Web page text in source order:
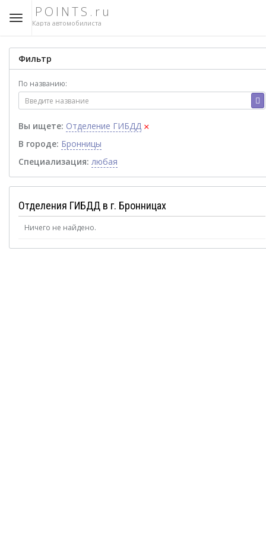
POINTS.ru
Карта автомобилиста
Фильтр
По названию:
Вы ищете: Отделение ГИБДД ×
В городе: Бронницы
Специализация: любая
Отделения ГИБДД в г. Бронницах
Ничего не найдено.